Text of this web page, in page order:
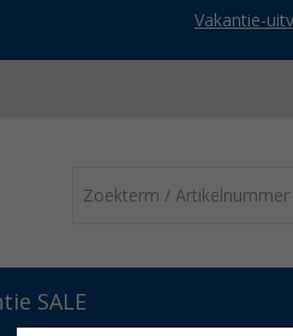
Vakantie-
SALE